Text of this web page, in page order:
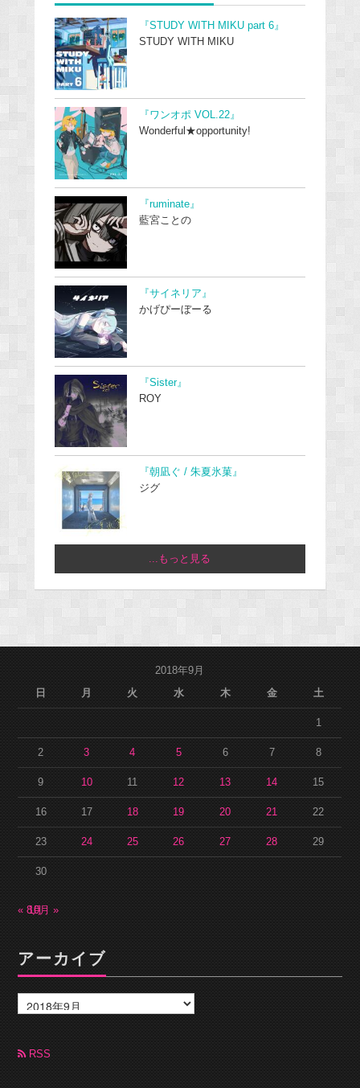
『STUDY WITH MIKU part 6』
STUDY WITH MIKU
『ワンオポ VOL.22』
Wonderful★opportunity!
『ruminate』
藍宮ことの
『サイネリア』
かげぴーぼーる
『Sister』
ROY
『朝凪ぐ / 朱夏氷菓』
ジグ
...もっと見る
2018年9月
日
月 火 水 木 金 土
1
2 3 4 5 6 7 8
9 10 11 12 13 14 15
16 17 18 19 20 21 22
23 24 25 26 27 28 29
30
« 8月
10月 »
アーカイブ
ー
カ
ブ RSS